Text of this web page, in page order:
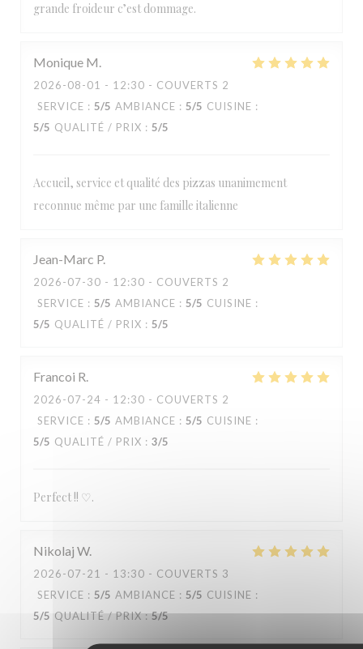
grande froideur c’est dommage.
Monique M
2026-08-01 - 12:30 - COUVERTS 2
SERVICE : 5/5 AMBIANCE : 5/5 CUISINE :
5/5 QUALITÉ / PRIX : 5/5
Accueil, service et qualité des pizzas unanimement
reconnue même par une famille italienne
Jean-Marc P
2026-07-30 - 12:30 - COUVERTS 2
SERVICE : 5/5 AMBIANCE : 5/5 CUISINE :
5/5 QUALITÉ / PRIX : 5/5
Francoi R
2026-07-24 - 12:30 - COUVERTS 2
SERVICE : 5/5 AMBIANCE : 5/5 CUISINE :
5/5 QUALITÉ / PRIX : 3/5
Perfect !! ♡.
Nikolaj W
2026-07-21 - 13:30 - COUVERTS 3
SERVICE : 5/5 AMBIANCE : 5/5 CUISINE :
5/5 QUALITÉ / PRIX: 5/5